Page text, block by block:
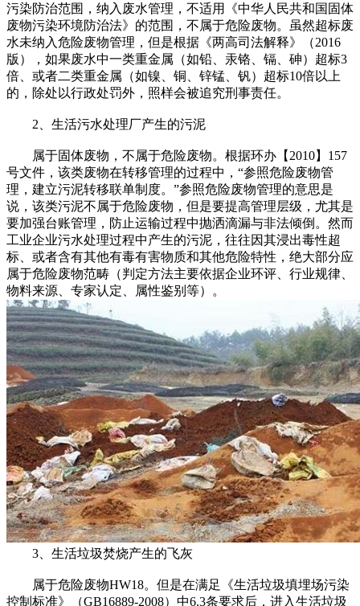
污染防治范围，纳入废水管理，不适用《中华人民共和国固体
废物污染环境防治法》的范围，不属于危险废物。虽然超标废
水未纳入危险废物管理，但是根据《两高司法解释》（2016
版），如果废水中一类重金属（如铅、汞铬、镉、砷）超标3
倍、或者二类重金属（如镍、铜、锌锰、钒）超标10倍以上
的，除处以行政处罚外，照样会被追究刑事责任。
2、生活污水处理厂产生的污泥
属于固体废物，不属于危险废物。根据环办【2010】157
号文件，该类废物在转移管理的过程中，“参照危险废物管
理，建立污泥转移联单制度。”参照危险废物管理的意思是
说，该类污泥不属于危险废物，但是要提高管理层级，尤其是
要加强台账管理，防止运输过程中抛洒滴漏与非法倾倒。然而
工业企业污水处理过程中产生的污泥，往往因其浸出毒性超
标、或者含有其他有毒有害物质和其他危险特性，绝大部分应
属于危险废物范畴（判定方法主要依据企业环评、行业规律、
物料来源、专家认定、属性鉴别等）。
3、生活垃圾焚烧产生的飞灰
属于危险废物HW18。但是在满足《生活垃圾填埋场污染
控制标准》（GB16889-2008）中6.3条要求后，进入生活垃圾